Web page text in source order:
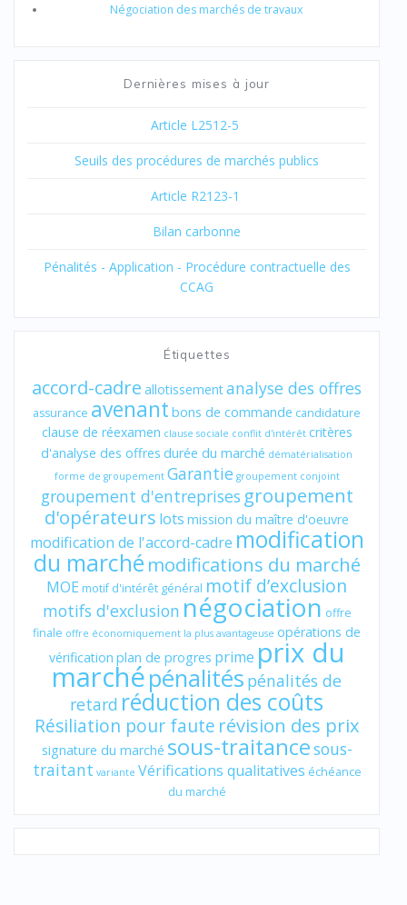
Négociation des marchés de travaux
Dernières mises à jour
Article L2512-5
Seuils des procédures de marchés publics
Article R2123-1
Bilan carbonne
Pénalités - Application - Procédure contractuelle des
CCAG
Étiquettes
accord-cadre allotissementanalyse des offres
assurance avenant bons de commande candidature
clause de réexamen clause sociale conflit d'intérêt critères
d'analyse des offres durée du marché dématérialisation
forme de groupement Garantie groupement conjoint
groupement d'entreprises groupement
d'opérateurs lots mission du maître d'oeuvre
modification de l'accord-cadre modification
du marché modifications du marché
MOE motif d'intérêt général motif d’exclusion
motifs d'exclusion négociation offre
finale offre économiquement la plus avantageuse opérations de
vérification plan de progres prime prix du
marchépénalités pénalités de
retard réduction des coûts
Résiliation pour faute révision des prix
signature du marché sous-traitancesous-
traitant variante Vérifications qualitatives échéance
du marché